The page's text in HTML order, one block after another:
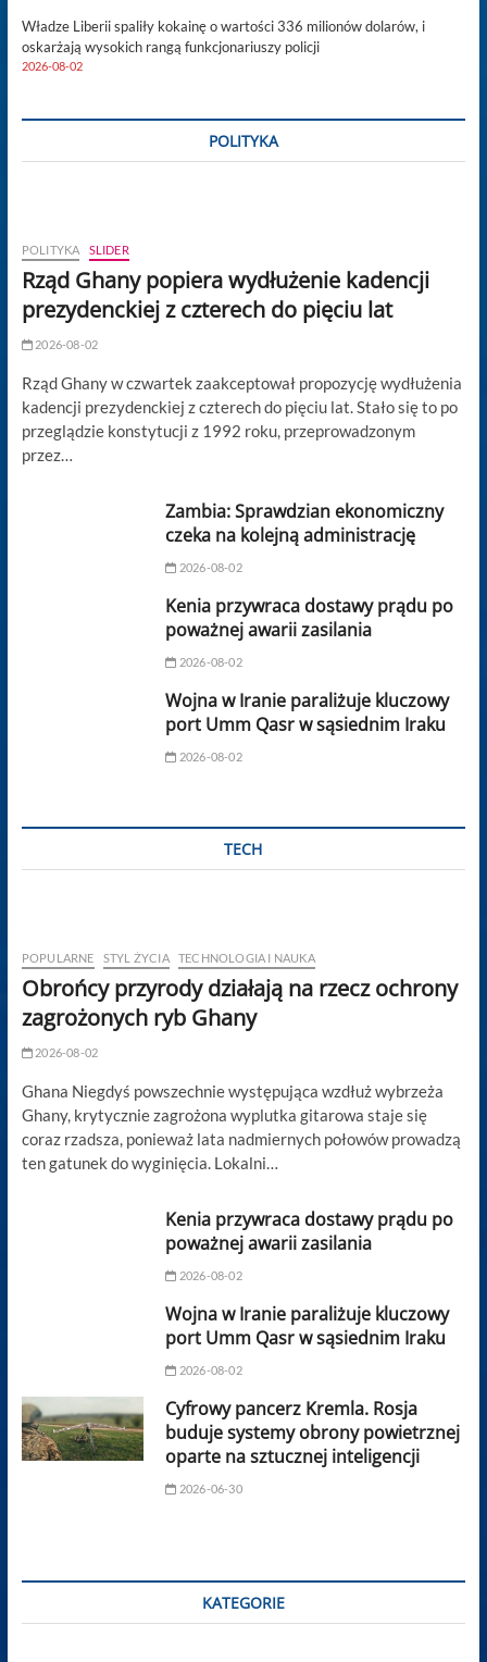
Władze Liberii spaliły kokainę o wartości 336 milionów dolarów, i
oskarżają wysokich rangą funkcjonariuszy policji
2026-08-02
POLITYKA
POLITYKA SLIDER
Rząd Ghany popiera wydłużenie kadencji
prezydenckiej z czterech do pięciu lat
2026-08-02
Rząd Ghany w czwartek zaakceptował propozycję wydłużenia
kadencji prezydenckiej z czterech do pięciu lat. Stało się to po
przeglądzie konstytucji z 1992 roku, przeprowadzonym
przez…
Zambia: Sprawdzian ekonomiczny
czeka na kolejną administrację
2026-08-02
Kenia przywraca dostawy prądu po
poważnej awarii zasilania
2026-08-02
Wojna w Iranie paraliżuje kluczowy
port Umm Qasr w sąsiednim Iraku
2026-08-02
TECH
POPULARNE STYL ŻYCIA TECHNOLOGIA I NAUKA
Obrońcy przyrody działają na rzecz ochrony
zagrożonych ryb Ghany
2026-08-02
Ghana Niegdyś powszechnie występująca wzdłuż wybrzeża
Ghany, krytycznie zagrożona wyplutka gitarowa staje się
coraz rzadsza, ponieważ lata nadmiernych połowów prowadzą
ten gatunek do wyginięcia. Lokalni…
Kenia przywraca dostawy prądu po
poważnej awarii zasilania
2026-08-02
Wojna w Iranie paraliżuje kluczowy
port Umm Qasr w sąsiednim Iraku
2026-08-02
Cyfrowy pancerz Kremla. Rosja
buduje systemy obrony powietrznej
oparte na sztucznej inteligencji
2026-06-30
KATEGORIE